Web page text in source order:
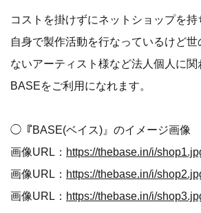
コストを掛けずにネットショップを
自身で製作活動を行なっているけど
ないアーティスト様など法人個人に
BASEをご利用になれます。
◯『BASE(ベイス)』のイメージ画像
画像URL： https://thebase.in/i/
画像URL： https://thebase.in/i/
画像URL： https://thebase.in/i/